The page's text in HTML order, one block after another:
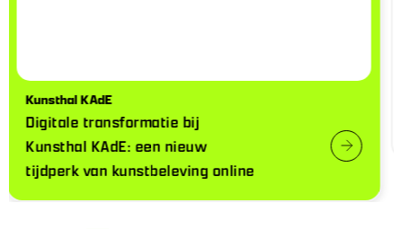
Ontsluiting van de digitale kunstervaring:
een blik op InDeElleboog